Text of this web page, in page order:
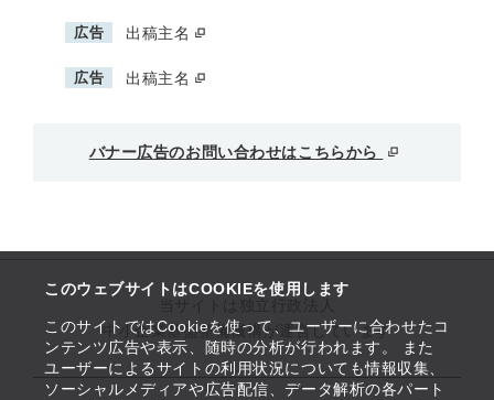
このウェブサイトはCOOKIEを使用します
このサイトではCookieを使って、ユーザーに合わせたコ
ンテンツ広告や表示、随時の分析が行われます。 また
ユーザーによるサイトの利用状況についても情報収集、
ソーシャルメディアや広告配信、データ解析の各パート
広告 出稿主名
広告 出稿主名
バナー広告のお問い合わせはこちらから
中小企業基盤整備機構が運営しています